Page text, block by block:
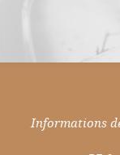
Informations